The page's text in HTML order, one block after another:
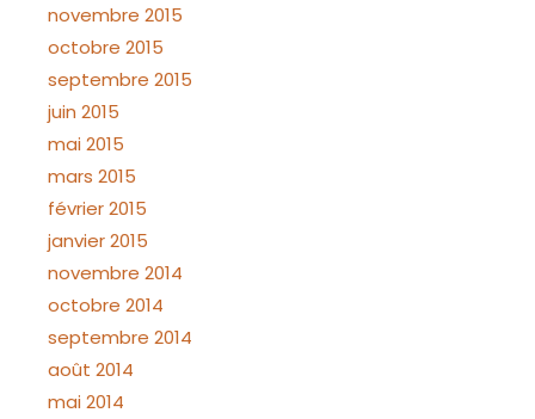
novembre 2015
octobre 2015
septembre 2015
juin 2015
mai 2015
mars 2015
février 2015
janvier 2015
novembre 2014
octobre 2014
septembre 2014
août 2014
mai 2014